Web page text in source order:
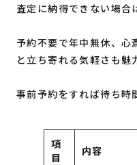
査定に納得できない場合
予約不要で年中無休、心
と立ち寄れる気軽さも魅
事前予約をすれば待ち時
項
目
内容